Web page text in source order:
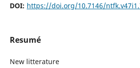
DOI: https://doi.org/10.7146/
Resumé
New litterature